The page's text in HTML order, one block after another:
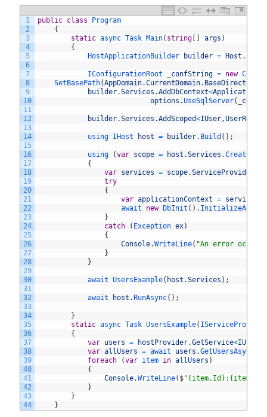
1
2
3
4
5
6
7
8
9
10
11
12
13
14
15
16
17
18
19
20
21
22
23
24
25
26
27
28
29
30
31
32
33
34
35
36
37
38
39
40
41
42
43
44
public class
Program
{
static async Task Main( string args )
{
HostApplicationBuilder
builder = Host .
IConfigurationRoot _confString = new
SetBasePath(AppDomain.CurrentDomain. BaseDirectory
builder.Services .AddDbContext<
options .UseSqlServer(
builder.Services .AddScoped<IUser,
using IHost host = builder. Build ( ) ;
using (var scope = host .Services .
{
var services = scope.ServiceProvider
try
{
var applicationContext = services
await new DbInit ( ) . InitializeAsync
}
catch
( Exception ex)
{
Console.WriteLine( "An error
}
}
await UsersExample( host .Services ) ;
await host . RunAsync( ) ;
}
static async Task UsersExample(
{
var users = hostProvider.GetService<IUser
var allUsers = await users .GetUsersAsync
foreach
(var item in allUsers )
{
Console.WriteLine( $
}
}
}